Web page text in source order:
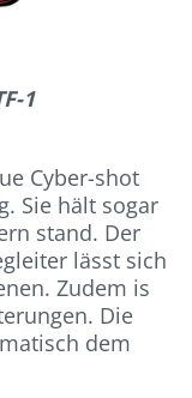
1
Cyber-shot
Sie hält sogar
stand. Der
lässt sich
Zudem is
Die
dem